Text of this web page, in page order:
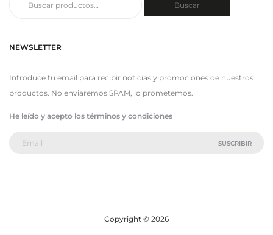
Buscar
NEWSLETTER
Introduce tu email para recibir noticias y promociones de nuestros
productos. No enviaremos SPAM, lo prometemos.
He leído y acepto los términos y condiciones
Copyright © 2026